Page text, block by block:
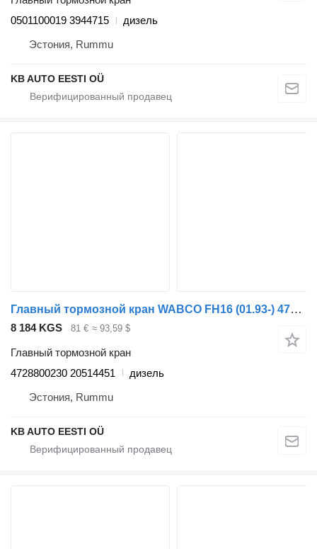
0501100019 3944715
дизель
Эстония, Rummu
KB AUTO EESTI OÜ
Главный тормозной кран WABCO FH16 (01.93-) 4728800230 для грузовика Volvo FH12, FH16, NH12, FH, VNL780 (1993-2014)
8 184 KGS 81 € ≈ 93,59 $
Главный тормозной кран
4728800230 20514451
дизель
Эстония, Rummu
KB AUTO EESTI OÜ